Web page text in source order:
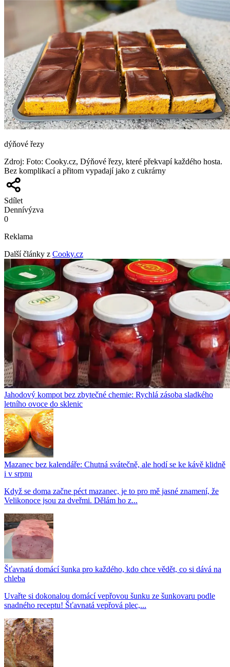
dýňové řezy
Zdroj: Foto: Cooky.cz, Dýňové řezy, které překvapí každého hosta.
Bez komplikací a přitom vypadají jako z cukrárny
Sdílet
Dennívýzva
0
Reklama
Další články z Cooky.cz
Jahodový kompot bez zbytečné chemie: Rychlá zásoba sladkého
letního ovoce do sklenic
Mazanec bez kalendáře: Chutná svátečně, ale hodí se ke kávě klidně
i v srpnu
Když se doma začne péct mazanec, je to pro mě jasné znamení, že
Velikonoce jsou za dveřmi. Dělám ho z...
Šťavnatá domácí šunka pro každého, kdo chce vědět, co si dává na
chleba
Uvařte si dokonalou domácí vepřovou šunku ze šunkovaru podle
snadného receptu! Šťavnatá vepřová plec,...